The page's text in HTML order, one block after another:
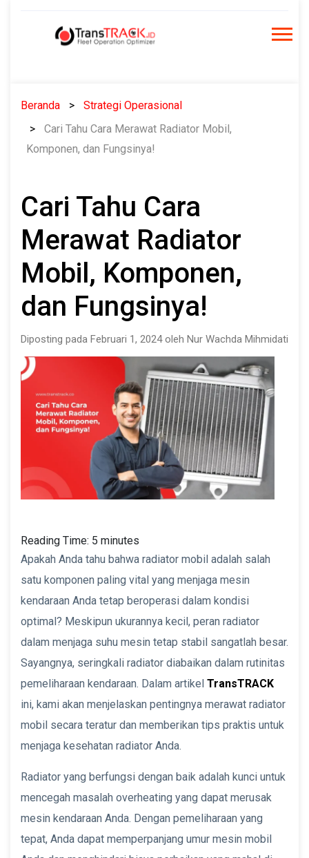
Beranda
Strategi Operasional
Cari Tahu Cara Merawat Radiator Mobil,
Komponen, dan Fungsinya!
Cari Tahu Cara
Merawat Radiator
Mobil, Komponen,
dan Fungsinya!
Diposting pada Februari 1, 2024 oleh Nur Wachda Mihmidati
Reading Time: 5 minutes
Apakah Anda tahu bahwa radiator mobil adalah salah
satu komponen paling vital yang menjaga mesin
kendaraan Anda tetap beroperasi dalam kondisi
optimal? Meskipun ukurannya kecil, peran radiator
dalam menjaga suhu mesin tetap stabil sangatlah besar.
Sayangnya, seringkali radiator diabaikan dalam rutinitas
pemeliharaan kendaraan. Dalam artikel TransTRACK
ini, kami akan menjelaskan pentingnya merawat radiator
mobil secara teratur dan memberikan tips praktis untuk
menjaga kesehatan radiator Anda.
Radiator yang berfungsi dengan baik adalah kunci untuk
mencegah masalah overheating yang dapat merusak
mesin kendaraan Anda. Dengan pemeliharaan yang
tepat, Anda dapat memperpanjang umur mesin mobil